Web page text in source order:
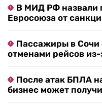
В МИД РФ назвали
Евросоюза от
Пассажиры в Сочи
отменами рейсов
После атак БПЛА
бизнес может